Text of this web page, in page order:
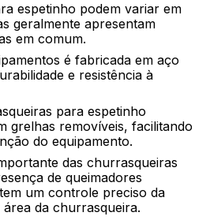
espetinho podem variar em
geralmente apresentam
em comum.
é fabricada em aço
e resistência à
para espetinho
grelhas removíveis, facilitando
do equipamento.
das churrasqueiras
de queimadores
um controle preciso da
da churrasqueira.